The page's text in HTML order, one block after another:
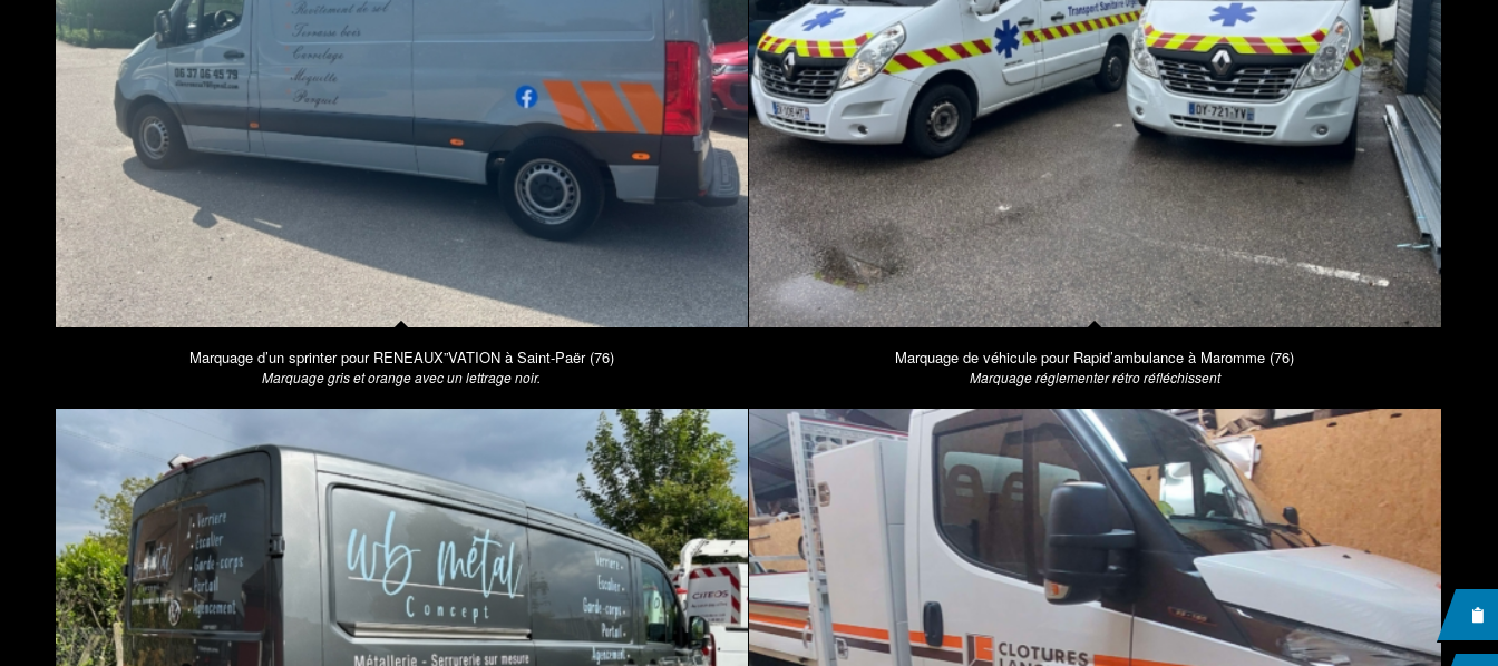
Marquage d’un sprinter pour RENEAUX”VATION à Saint-Paër (76)
Marquage gris et orange avec un lettrage noir.
Marquage de véhicule pour Rapid’ambulance à Maromme (76)
Marquage réglementer rétro réfléchissent